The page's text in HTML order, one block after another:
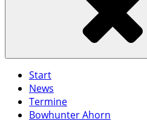
Start
News
Termine
Bowhunter Ahorn